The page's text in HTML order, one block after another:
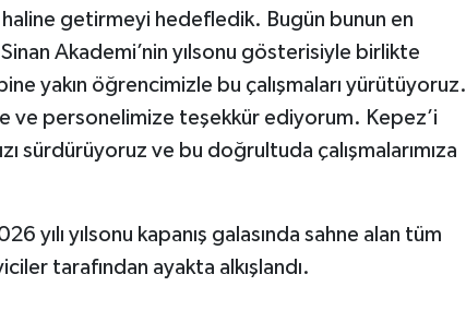
getirmeyi hedefledik. Bugün bunun en
Akademi’nin yılsonu gösterisiyle birlikte
yakın öğrencimizle bu çalışmaları yürütüyoruz.
ve personelimize teşekkür ediyorum. Kepez’i
sürdürüyoruz ve bu doğrultuda çalışmalarımıza
yılı yılsonu kapanış galasında sahne alan tüm
tarafından ayakta alkışlandı.